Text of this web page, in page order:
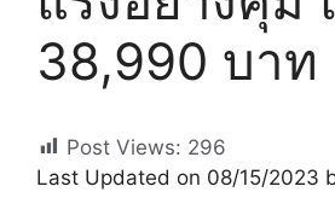
38,990 บาท
Post Views: 296
Last Updated on 08/15/2023